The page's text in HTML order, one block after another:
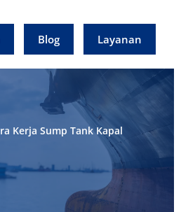
Blog Layanan
Kerja Sump Tank Kapal